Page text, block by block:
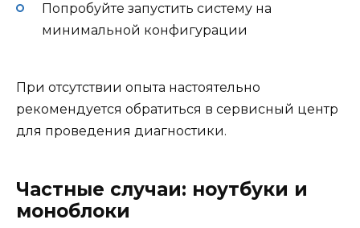
Попробуйте запустить систему на
минимальной конфигурации
При отсутствии опыта настоятельно
рекомендуется обратиться в сервисный центр
для проведения диагностики.
Частные случаи: ноутбуки и
моноблоки